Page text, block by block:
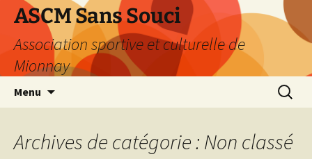
Aller
contenu
ASCM Sans Souci
Association sportive et culturelle de
Mionnay
Menu
Archives de catégorie : Non classé